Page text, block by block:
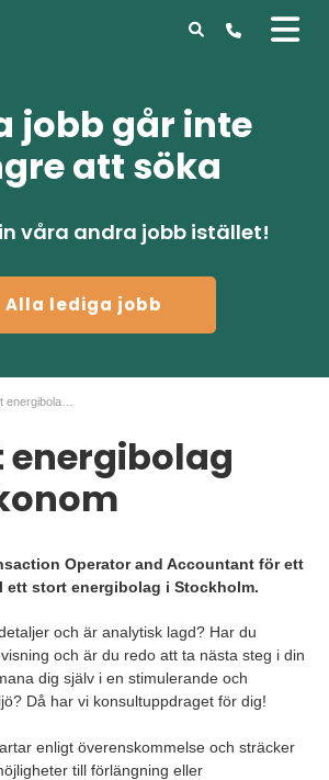
jobb går inte
att söka
våra andra jobb istället!
Alla lediga jobb
Operator and Accountant för ett
stort energibolag i Stockholm.
och är analytisk lagd? Har du
och är du redo att ta nästa steg i din
dig själv i en stimulerande och
Då har vi konsultuppdraget för dig!
enligt överenskommelse och sträcker
till förlängning eller